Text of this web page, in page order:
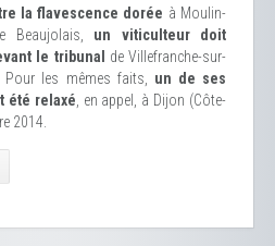
la flavescence dorée à Moulin-
Beaujolais, un viticulteur doit
le tribunal
de Villefranche-sur-
Pour les mêmes faits, un de ses
été relaxé , en appel, à Dijon (Côte-
2014.